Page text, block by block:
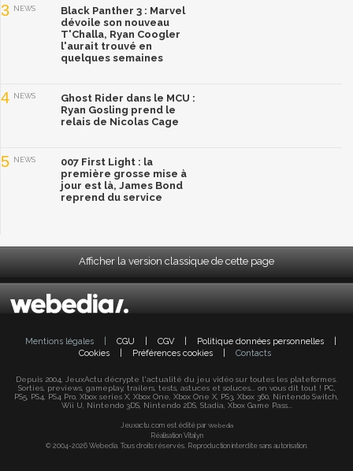
3 NEWS
Black Panther 3 : Marvel
dévoile son nouveau
T'Challa, Ryan Coogler
l'aurait trouvé en
quelques semaines
4 NEWS
Ghost Rider dans le MCU :
Ryan Gosling prend le
relais de Nicolas Cage
5 NEWS
007 First Light : la
première grosse mise à
jour est là, James Bond
reprend du service
Afficher la version classique de cette page
Mentions légales CGU CGV Politique données personnelles
Cookies
Préférences cookies Contacts
Depuis 2004, JeuxActu décrypte l'actualité du jeu vidéo sur toutes les plateformes.
Sorties, previews, gameplay, trailers, tests, astuces et soluces... on vous dit tout ! PC,
PS5, PS4, PS4 Pro, Xbox series X, Xbox One, Xbox One X, PS3, Xbox 360, Nintendo Switch,
Wii U, Nintendo 3DS, Nintendo 2DS, Stadia, Xbox Game Pass...
Jeuxactu.com est édité par Webedia
Réalisation Vitalyn
© 2004-2026 Webedia. Tous droits réservés. Reproduction interdite sans autorisation.